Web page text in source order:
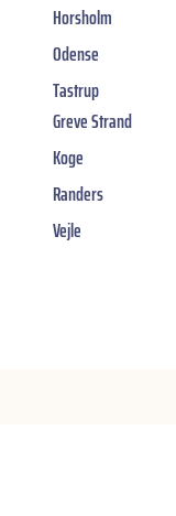
Horsholm
Odense
Tastrup
Greve Strand
Koge
Randers
Vejle